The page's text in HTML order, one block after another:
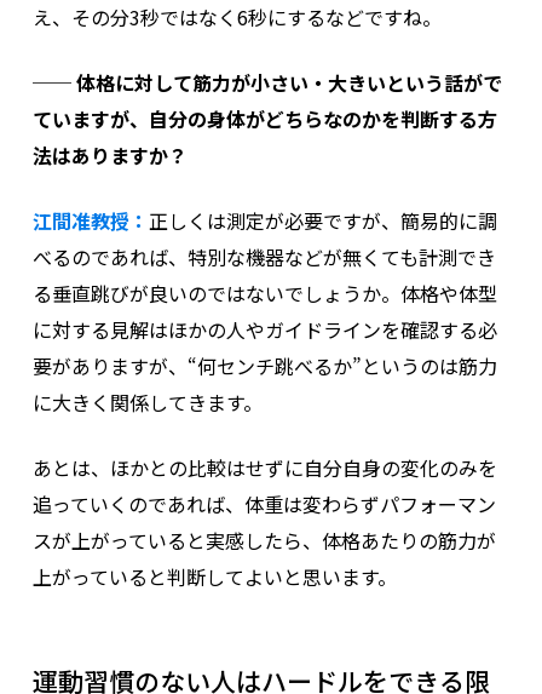
え、その分3秒ではなく6秒にするなどですね。
── 体格に対して筋力が小さい・大きいという話がで
ていますが、自分の身体がどちらなのかを判断する方
法はありますか？
江間准教授： 正しくは測定が必要ですが、簡易的に調
べるのであれば、特別な機器などが無くても計測でき
る垂直跳びが良いのではないでしょうか。体格や体型
に対する見解はほかの人やガイドラインを確認する必
要がありますが、“何センチ跳べるか”というのは筋力
に大きく関係してきます。
あとは、ほかとの比較はせずに自分自身の変化のみを
追っていくのであれば、体重は変わらずパフォーマン
スが上がっていると実感したら、体格あたりの筋力が
上がっていると判断してよいと思います。
運動習慣のない人はハードルをできる限